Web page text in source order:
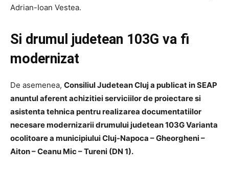
Adrian-Ioan Vestea.
Si drumul judetean 103G va fi
modernizat
De asemenea, Consiliul Judetean Cluj a publicat in SEAP
anuntul aferent achizitiei serviciilor de proiectare si
asistenta tehnica pentru realizarea documentatiilor
necesare modernizarii drumului judetean 103G Varianta
ocolitoare a municipiului Cluj-Napoca – Gheorgheni –
Aiton – Ceanu Mic – Tureni (DN 1).